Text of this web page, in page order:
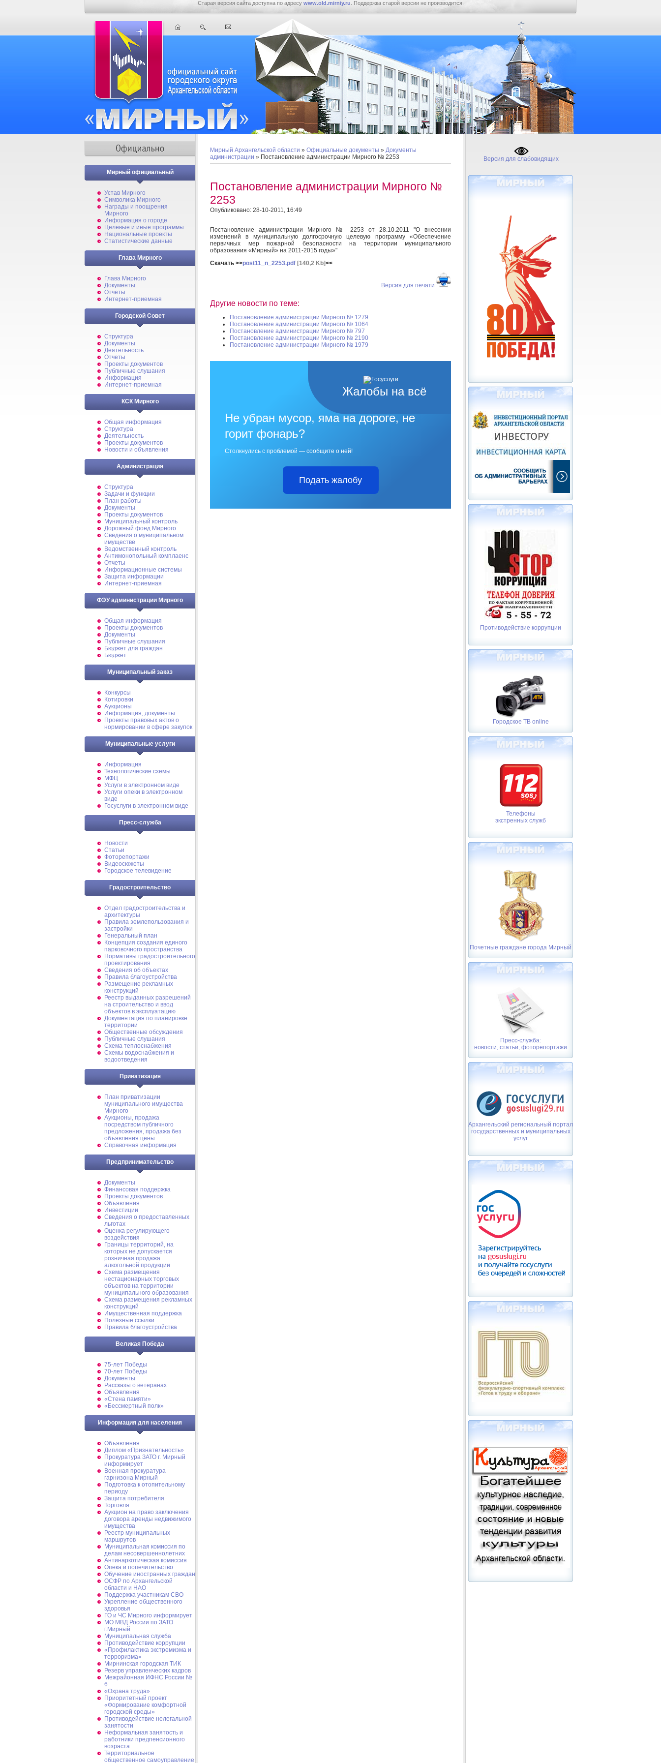
Старая версия сайта доступна по адресу www.old.mirniy.ru . Поддержка старой версии не производится.
Мирный официальный
Устав Мирного
Символика Мирного
Награды и поощрения
Мирного
Информация о городе
Целевые и иные программы
Национальные проекты
Статистические данные
Глава Мирного
Глава Мирного
Документы
Отчеты
Интернет-приемная
Городской Совет
Структура
Документы
Деятельность
Отчеты
Проекты документов
Публичные слушания
Информация
Интернет-приемная
КСК Мирного
Общая информация
Структура
Деятельность
Проекты документов
Новости и объявления
Администрация
Структура
Задачи и функции
План работы
Документы
Проекты документов
Муниципальный контроль
Дорожный фонд Мирного
Cведения о муниципальном
имуществе
Ведомственный контроль
Антимонопольный комплаенс
Отчеты
Информационные системы
Защита информации
Интернет-приемная
ФЭУ администрации Мирного
Общая информация
Проекты документов
Документы
Публичные слушания
Бюджет для граждан
Бюджет
Муниципальный заказ
Конкурсы
Котировки
Аукционы
Информация, документы
Проекты правовых актов о
нормировании в сфере закупок
Муниципальные услуги
Информация
Технологические схемы
МФЦ
Услуги в электронном виде
Услуги опеки в электронном
виде
Госуслуги в электронном виде
Пресс-служба
Новости
Статьи
Фоторепортажи
Видеосюжеты
Городское телевидение
Градостроительство
Отдел градостроительства и
архитектуры
Правила землепользования и
застройки
Генеральный план
Концепция создания единого
парковочного пространства
Нормативы градостроительного
проектирования
Сведения об объектах
Правила благоустройства
Размещение рекламных
конструкций
Реестр выданных разрешений
на строительство и ввод
объектов в эксплуатацию
Документация по планировке
территории
Общественные обсуждения
Публичные слушания
Схема теплоснабжения
Схемы водоснабжения и
водоотведения
Приватизация
План приватизации
муниципального имущества
Мирного
Аукционы, продажа
посредством публичного
предложения, продажа без
объявления цены
Справочная информация
Предпринимательство
Документы
Финансовая поддержка
Проекты документов
Объявления
Инвестиции
Сведения о предоставленных
льготах
Оценка регулирующего
воздействия
Границы территорий, на
которых не допускается
розничная продажа
алкогольной продукции
Схема размещения
нестационарных торговых
объектов на территории
муниципального образования
Схема размещения рекламных
конструкций
Имущественная поддержка
Полезные ссылки
Правила благоустройства
Великая Победа
75-лет Победы
70-лет Победы
Документы
Рассказы о ветеранах
Объявления
«Стена памяти»
«Бессмертный полк»
Информация для населения
Объявления
Диплом «Признательность»
Прокуратура ЗАТО г. Мирный
информирует
Военная прокуратура
гарнизона Мирный
Подготовка к отопительному
периоду
Защита потребителя
Торговля
Аукцион на право заключения
договора аренды недвижимого
имущества
Реестр муниципальных
маршрутов
Муниципальная комиссия по
делам несовершеннолетних
Антинаркотическая комиссия
Опека и попечительство
Обучение иностранных граждан
ОСФР по Архангельской
области и НАО
Поддержка участникам СВО
Укрепление общественного
здоровья
ГО и ЧС Мирного информирует
МО МВД России по ЗАТО
г.Мирный
Муниципальная cлужба
Противодействие коррупции
«Профилактика экстремизма и
терроризма»
Мирнинская городская ТИК
Резерв управленческих кадров
Межрайонная ИФНС России №
6
«Охрана труда»
Приоритетный проект
«Формирование комфортной
городской среды»
Противодействие нелегальной
занятости
Неформальная занятость и
работники предпенсионного
возраста
Территориальное
общественное самоуправление
Мирный Архангельской области » Официальные документы » Документы
администрации » Постановление администрации Мирного № 2253
Постановление администрации Мирного №
2253
Опубликовано: 28-10-2011, 16:49
Постановление администрации Мирного № 2253 от 28.10.2011 "О внесении
изменений в муниципальную долгосрочную целевую программу «Обеспечение
первичных мер пожарной безопасности на территории муниципального
образования «Мирный» на 2011-2015 годы»"
Скачать >>post11_n_2253.pdf [140,2 Kb]<<
Версия для печати
Другие новости по теме:
Постановление администрации Мирного № 1279
Постановление администрации Мирного № 1064
Постановление администрации Мирного № 797
Постановление администрации Мирного № 2190
Постановление администрации Мирного № 1979
Жалобы на всё
Не убран мусор, яма на дороге, не
горит фонарь?
Столкнулись с проблемой — сообщите о ней!
Подать жалобу
Версия для слабовидящих
Противодействие коррупции
Городское ТВ online
Телефоны
экстренных служб
Почетные граждане города Мирный
Пресс-служба:
новости, статьи, фоторепортажи
Архангельский региональный портал
государственных и муниципальных
услуг